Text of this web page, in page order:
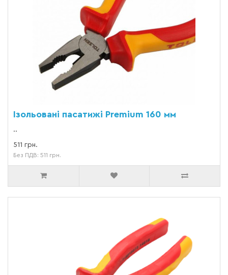
Ізольовані пасатижі Premium 160 мм
..
511 грн.
Без ПДВ: 511 грн.